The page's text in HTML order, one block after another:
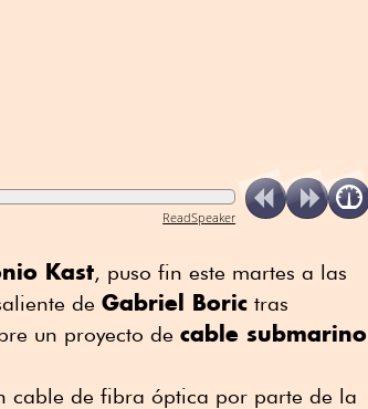
ReadSpeaker
Kast, puso fin este martes a las
de Gabriel Boric tras
un proyecto de cable submarino
cable de fibra óptica por parte de la